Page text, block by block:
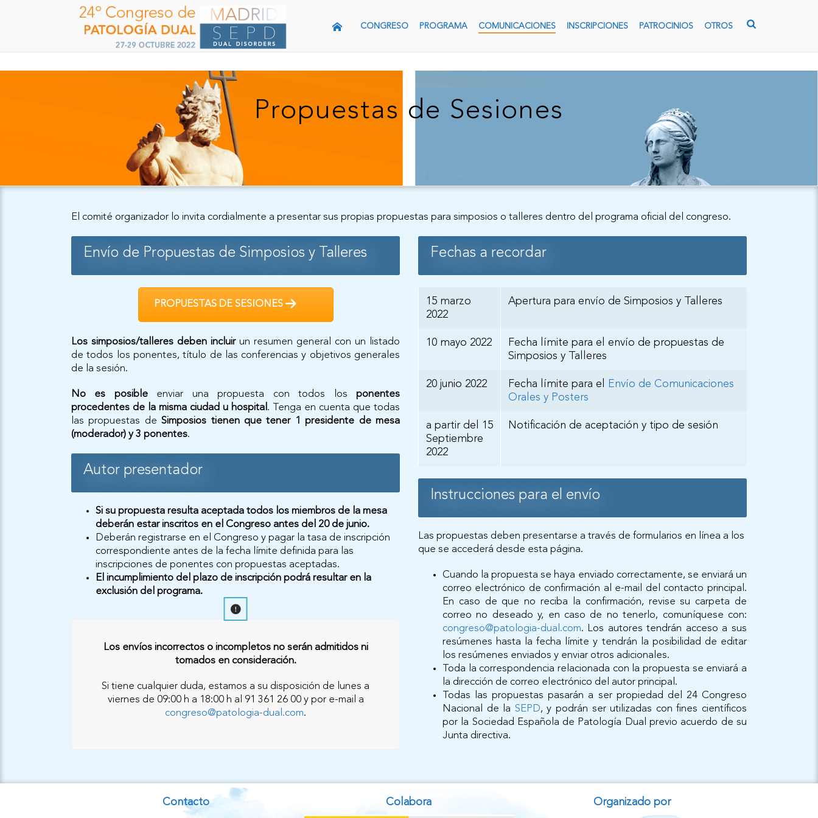
CONGRESO PROGRAMA COMUNICACIONES INSCRIPCIONES PATROCINIOS OTROS
Propuestas de Sesiones
El comité organizador lo invita cordialmente a presentar sus propias propuestas para simposios o talleres dentro del programa oficial del congreso.
Envío de Propuestas de Simposios y Talleres
PROPUESTAS DE SESIONES
Los simposios/talleres deben incluirun resumen general con un listado
de todos los ponentes, título de las conferencias y objetivos generales
de la sesión.
No es posibleenviar una propuesta con todos losponentes
procedentes de la misma ciudad u hospital . Tenga en cuenta que todas
las propuestas deSimposios tienen que tener 1 presidente de mesa
(moderador) y 3 ponentes.
Autor presentador
Si su propuesta resulta aceptada todos los miembros de la mesa
deberán estar inscritos en el Congreso antes del 20 de junio.
Deberán registrarse en el Congreso y pagar la tasa de inscripción
correspondiente antes de la fecha límite definida para las
inscripciones de ponentes con propuestas aceptadas.
El incumplimiento del plazo de inscripción podrá resultar en la
exclusión del programa.
Los envíos incorrectos o incompletos no serán admitidos ni
tomados en consideración.
Si tiene cualquier duda, estamos a su disposición de lunes a
viernes de 09:00 h a 18:00 h al 91 361 26 00 y por e-mail a
congreso@patologia-dual.com.
Fechas a recordar
15 marzo
2022
Apertura para envío de Simposios y Talleres
10 mayo 2022
Fecha límite para el envío de propuestas de
Simposios y Talleres
20 junio 2022 Fecha límite para el
Envío de Comunicaciones
Orales y Posters
a partir del 15
Septiembre
2022
Notificación de aceptación y tipo de sesión
Instrucciones para el envío
Las propuestas deben presentarse a través de formularios en línea a los
que se accederá desde esta página.
Cuando la propuesta se haya enviado correctamente, se enviará un
correo electrónico de confirmación al e-mail del contacto principal.
En caso de que no reciba la confirmación, revise su carpeta de
correo no deseado y, en caso de no tenerlo, comuníquese con:
congreso@patologia-dual.com. Los autores tendrán acceso a sus
resúmenes hasta la fecha límite y tendrán la posibilidad de editar
los resúmenes enviados y enviar otros adicionales.
Toda la correspondencia relacionada con la propuesta se enviará a
la dirección de correo electrónico del autor principal.
Todas las propuestas pasarán a ser propiedad del 24 Congreso
Nacional de la SEPD, y podrán ser utilizadas con fines científicos
por la Sociedad Española de Patología Dual previo acuerdo de su
Junta directiva.
Contacto Colabora Organizado por